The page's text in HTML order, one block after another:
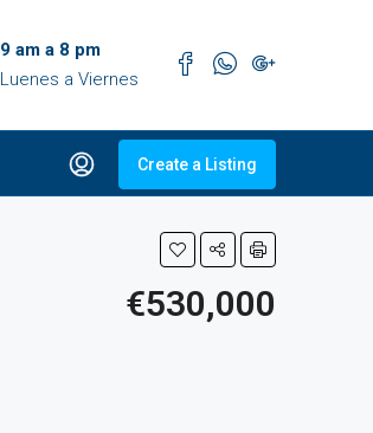
9 am a 8 pm
Luenes a Viernes
Create a Listing
€530,000